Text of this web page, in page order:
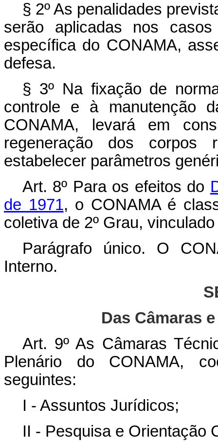
§ 2º As penalidades
serão aplicadas nos
específica do CONAMA,
defesa.
§ 3º Na fixação de
controle e à manutenção
CONAMA, levará em
regeneração dos corpos
estabelecer parâmetros
Art. 8º Para os efeitos do
de 1971, o CONAMA é
coletiva de 2º Grau,
Parágrafo único. O
Interno.
Das Câmaras
Art. 9º As Câmaras
Plenário do CONAMA,
seguintes:
I - Assuntos Jurídicos;
II - Pesquisa e Orientação